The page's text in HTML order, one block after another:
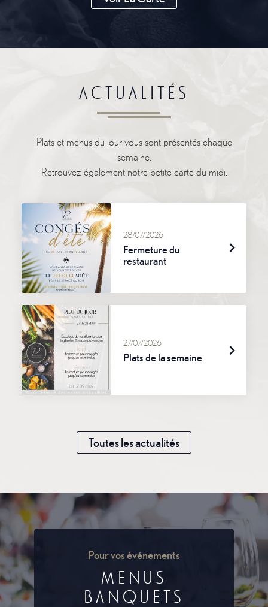
ACTUALITÉS
Plats et menus du jour vous sont présentés chaque
semaine.
Retrouvez également notre petite carte du midi.
28/07/2026
Fermeture du
restaurant
27/07/2026
Plats de la semaine
Toutes les actualités
Pour vos événements
MENUS
BANQUETS